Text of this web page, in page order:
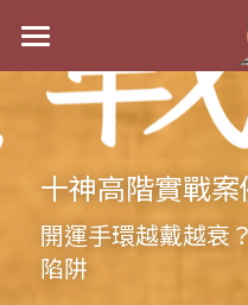
最新消息
關於我
實體經營
祖傳命理
課程介紹
十神高階實戰案
開運手環越戴越衰
陷阱
八字線上完整班
科學八字推理PDF
《十神高階實戰錄》